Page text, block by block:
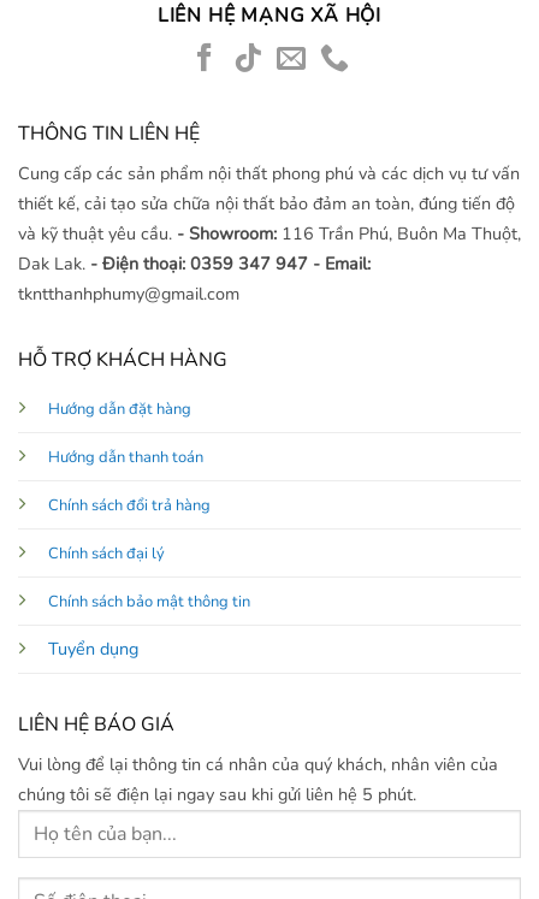
LIÊN HỆ MẠNG XÃ HỘI
THÔNG TIN LIÊN HỆ
Cung cấp các sản phẩm nội thất phong phú và các dịch vụ tư vấn
thiết kế, cải tạo sửa chữa nội thất bảo đảm an toàn, đúng tiến độ
và kỹ thuật yêu cầu. - Showroom: 116 Trần Phú, Buôn Ma Thuột,
Dak Lak. - Điện thoại: 0359 347 947 - Email:
tkntthanhphumy@gmail.com
HỖ TRỢ KHÁCH HÀNG
Hướng dẫn đặt hàng
Hướng dẫn thanh toán
Chính sách đổi trả hàng
Chính sách đại lý
Chính sách bảo mật thông tin
Tuyển dụng
LIÊN HỆ BÁO GIÁ
Vui lòng để lại thông tin cá nhân của quý khách, nhân viên của
chúng tôi sẽ điện lại ngay sau khi gửi liên hệ 5 phút.